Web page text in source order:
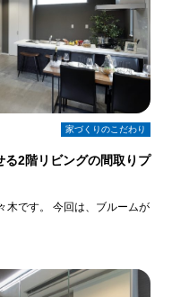
家づくりのこだわり
2階リビングの間取りプ
木です。 今回は、ブルームが